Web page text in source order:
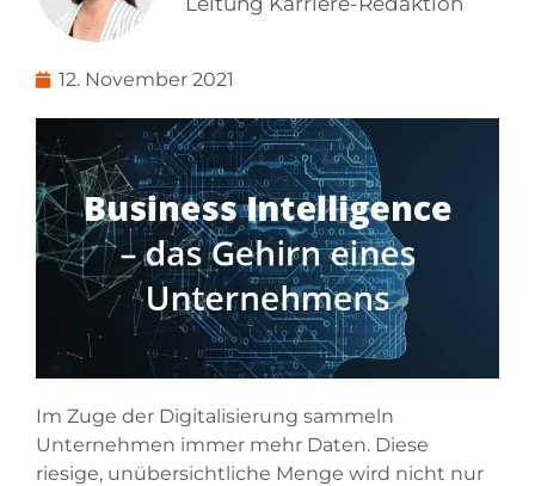
12. November 2021
Im Zuge der Digitalisierung sammeln
Unternehmen immer mehr Daten. Diese
riesige, unübersichtliche Menge wird nicht nur